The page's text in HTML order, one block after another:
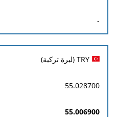
-
55.028700
55.006900